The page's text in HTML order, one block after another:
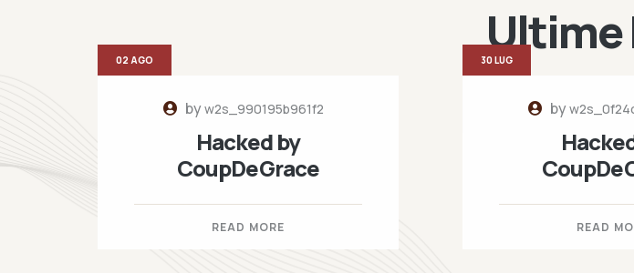
Ultime
byw2s_990195b961f2
Hacked by
CoupDeGrace
READ MORE
02 AGO
by
READ
30 LUG